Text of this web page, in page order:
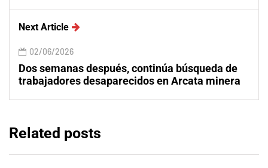
Next Article
02/06/2026
Dos semanas después, continúa búsqueda de
trabajadores desaparecidos en Arcata minera
Related posts